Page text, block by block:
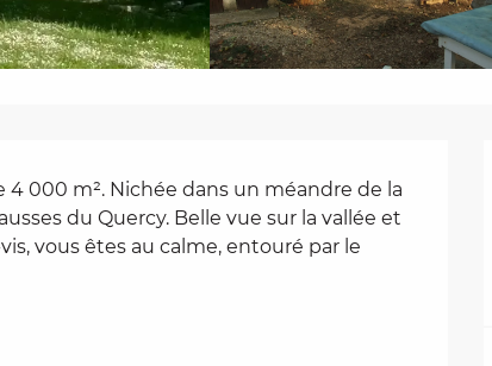
000 m². Nichée dans un méandre de la
du Quercy. Belle vue sur la vallée et
vous êtes au calme, entouré par le